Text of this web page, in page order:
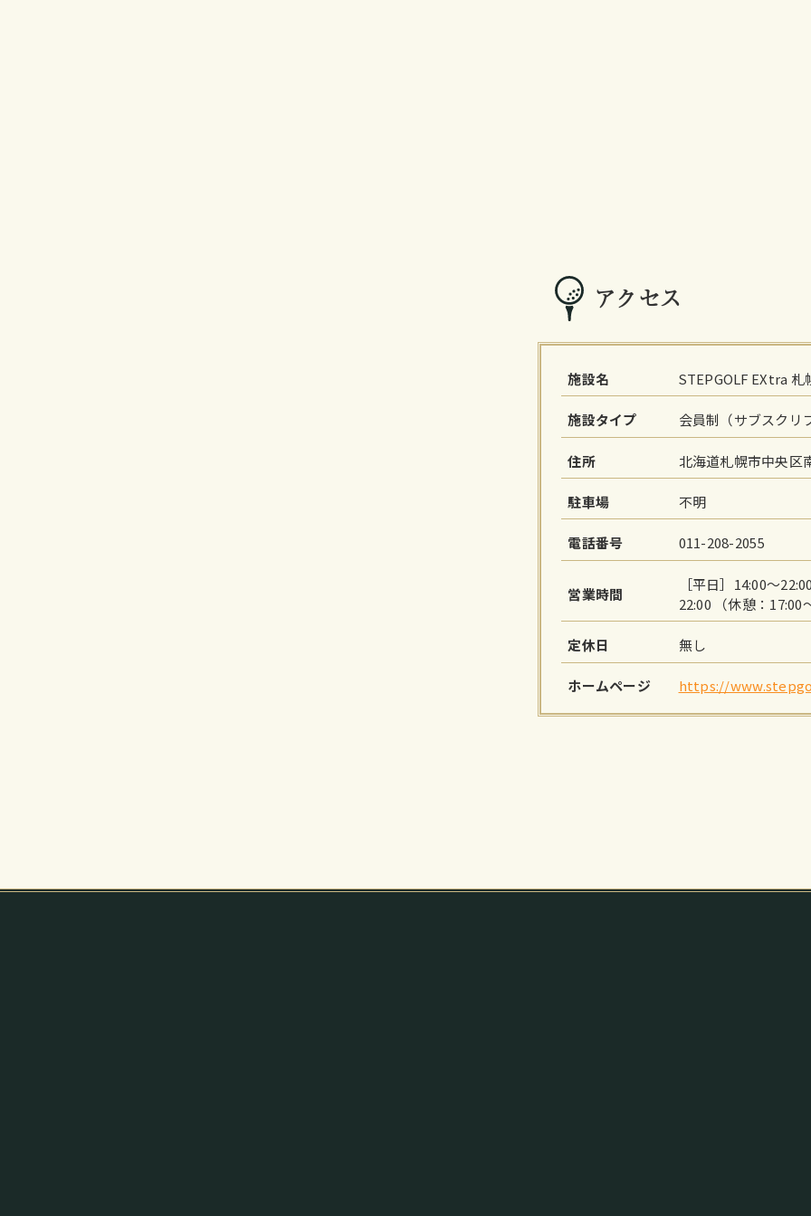
アクセス
施設名 STEPGOLF EXtra 札
施設タイプ 会員制（サブスクリ
住所 北海道札幌市中央区
駐車場 不明
電話番号 011-208-2055
営業時間
［平日］14:00～
22:00 （休憩：17:00
定休日 無し
ホームページ https://